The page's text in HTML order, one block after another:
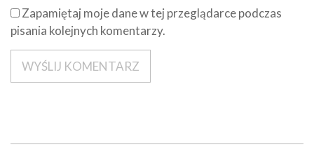
Zapamiętaj moje dane w tej przeglądarce podczas
pisania kolejnych komentarzy.